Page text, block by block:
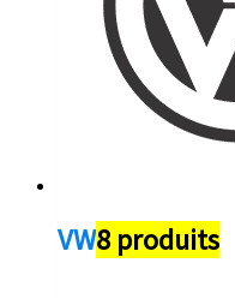
VW8 produits